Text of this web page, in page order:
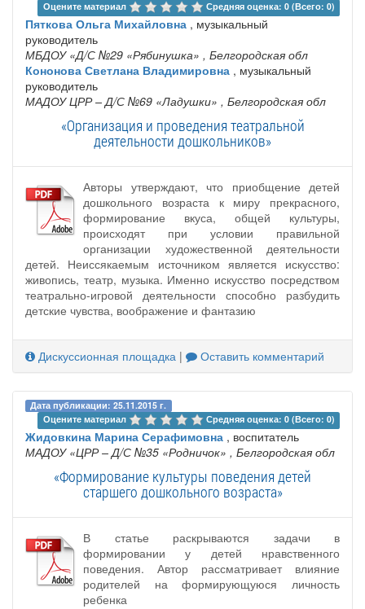
Оцените материал Средняя оценка: 0 (Всего: 0)
Пяткова Ольга Михайловна , музыкальный
руководитель
МБДОУ «Д/С №29 «Рябинушка» , Белгородская обл
Кононова Светлана Владимировна , музыкальный
руководитель
МАДОУ ЦРР – Д/С №69 «Ладушки» , Белгородская обл
«Организация и проведения театральной
деятельности дошкольников»
Авторы утверждают, что приобщение детей
дошкольного возраста к миру прекрасного,
формирование вкуса, общей культуры,
происходят при условии правильной
организации художественной деятельности
детей. Неиссякаемым источником является искусство:
живопись, театр, музыка. Именно искусство посредством
театрально-игровой деятельности способно разбудить
детские чувства, воображение и фантазию
Дискуссионная площадка | Оставить комментарий
Дата публикации: 25.11.2015 г.
Оцените материал
Средняя оценка: 0 (Всего: 0)
Жидовкина Марина Серафимовна , воспитатель
МАДОУ «ЦРР – Д/С №35 «Родничок» , Белгородская обл
«Формирование культуры поведения детей
старшего дошкольного возраста»
В статье раскрываются задачи в
формировании у детей нравственного
поведения. Автор рассматривает влияние
родителей на формирующуюся личность
ребенка